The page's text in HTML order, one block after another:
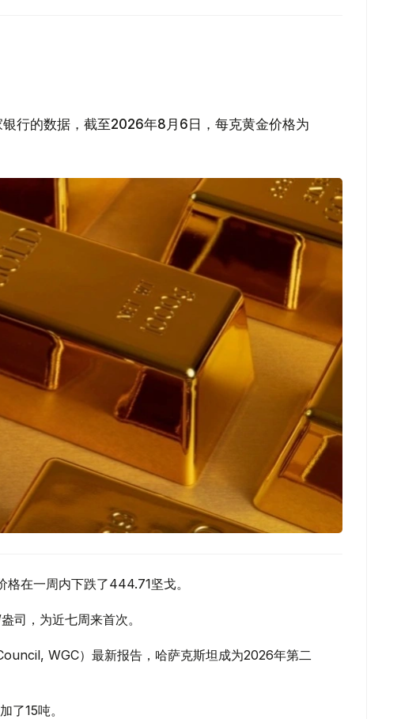
银行的数据，截至2026年8月6日，每克黄金价格为
在一周内下跌了444.71坚戈。
司，为近七周来首次。
WGC）最新报告，哈萨克斯坦成为2026年第二
了15吨。